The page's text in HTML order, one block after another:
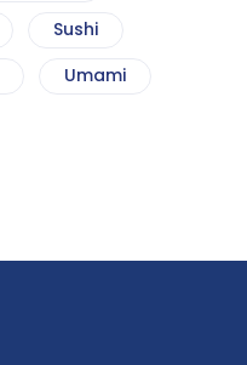
Sushi
Umami